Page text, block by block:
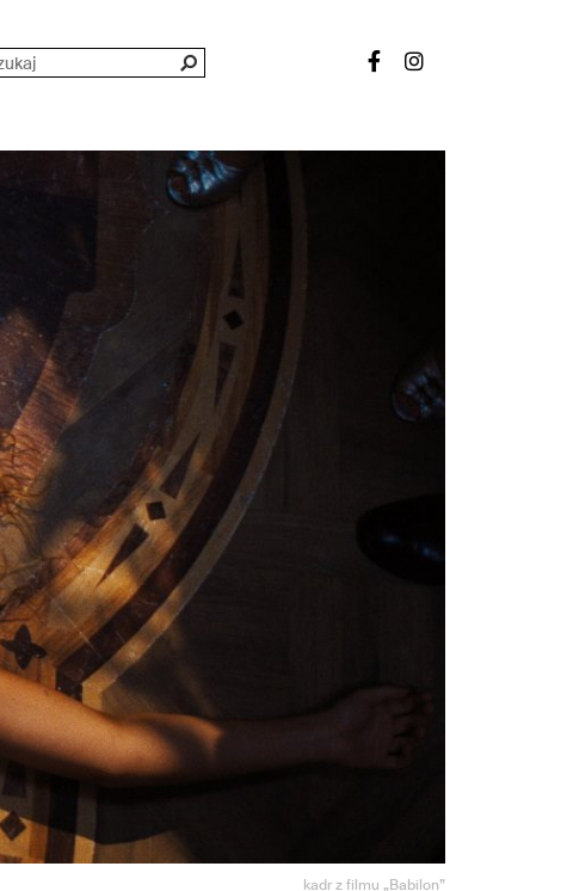
kadr z filmu „Babilon”